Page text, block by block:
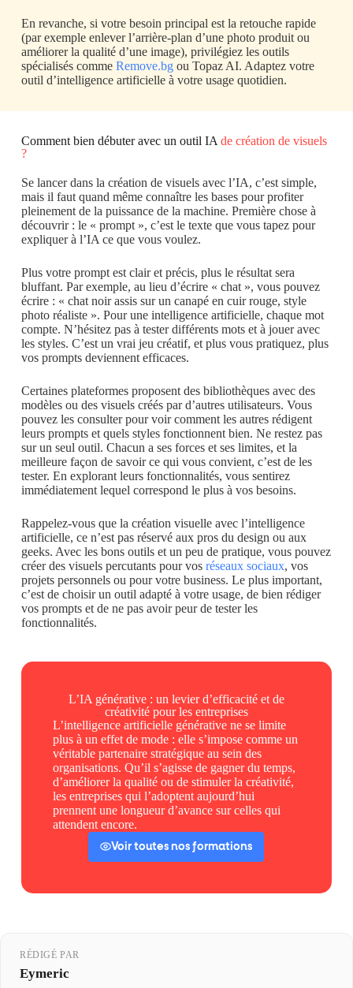
En revanche, si votre besoin principal est la retouche rapide
(par exemple enlever l’arrière-plan d’une photo produit ou
améliorer la qualité d’une image), privilégiez les outils
spécialisés commeRemove.bgou Topaz AI. Adaptez votre
outil d’intelligence artificielle à votre usage quotidien.
Comment bien débuter avec un outil IA de création de visuels
?
Se lancer dans la création de visuels avec l’IA, c’est simple,
mais il faut quand même connaître les bases pour profiter
pleinement de la puissance de la machine. Première chose à
découvrir : le « prompt », c’est le texte que vous tapez pour
expliquer à l’IA ce que vous voulez.
Plus votre prompt est clair et précis, plus le résultat sera
bluffant. Par exemple, au lieu d’écrire « chat », vous pouvez
écrire : « chat noir assis sur un canapé en cuir rouge, style
photo réaliste ». Pour une intelligence artificielle, chaque mot
compte. N’hésitez pas à tester différents mots et à jouer avec
les styles. C’est un vrai jeu créatif, et plus vous pratiquez, plus
vos prompts deviennent efficaces.
Certaines plateformes proposent des bibliothèques avec des
modèles ou des visuels créés par d’autres utilisateurs. Vous
pouvez les consulter pour voir comment les autres rédigent
leurs prompts et quels styles fonctionnent bien. Ne restez pas
sur un seul outil. Chacun a ses forces et ses limites, et la
meilleure façon de savoir ce qui vous convient, c’est de les
tester. En explorant leurs fonctionnalités, vous sentirez
immédiatement lequel correspond le plus à vos besoins.
Rappelez-vous que la création visuelle avec l’intelligence
artificielle, ce n’est pas réservé aux pros du design ou aux
geeks. Avec les bons outils et un peu de pratique, vous pouvez
créer des visuels percutants pour vos réseaux sociaux, vos
projets personnels ou pour votre business. Le plus important,
c’est de choisir un outil adapté à votre usage, de bien rédiger
vos prompts et de ne pas avoir peur de tester les
fonctionnalités.
L’IA générative : un levier d’efficacité et de
créativité pour les entreprises
L’intelligence artificielle générative ne se limite
plus à un effet de mode : elle s’impose comme un
véritable partenaire stratégique au sein des
organisations. Qu’il s’agisse de gagner du temps,
d’améliorer la qualité ou de stimuler la créativité,
les entreprises qui l’adoptent aujourd’hui
prennent une longueur d’avance sur celles qui
attendent encore.
Voir toutes nos formations
RÉDIGÉ PAR
Eymeric